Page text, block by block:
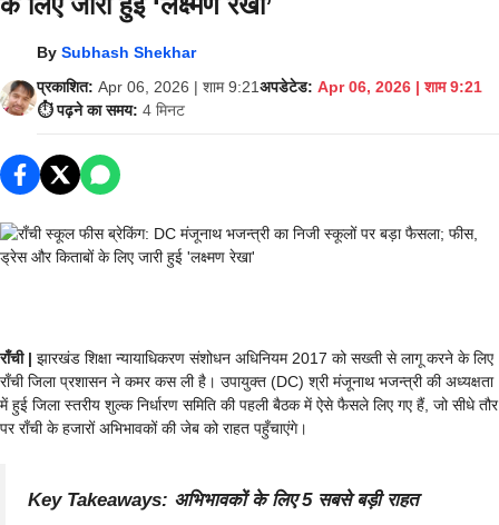
By Subhash Shekhar
प्रकाशित: Apr 06, 2026 | शाम 9:21अपडेटेड: Apr 06, 2026 | शाम 9:21
⏱️ पढ़ने का समय: 4 मिनट
राँची | झारखंड शिक्षा न्यायाधिकरण संशोधन अधिनियम 2017 को सख्ती से लागू करने के लिए
राँची जिला प्रशासन ने कमर कस ली है। उपायुक्त (DC) श्री मंजूनाथ भजन्त्री की अध्यक्षता
में हुई जिला स्तरीय शुल्क निर्धारण समिति की पहली बैठक में ऐसे फैसले लिए गए हैं, जो सीधे तौर
पर राँची के हजारों अभिभावकों की जेब को राहत पहुँचाएंगे।
Key Takeaways: अभिभावकों के लिए 5 सबसे बड़ी राहत